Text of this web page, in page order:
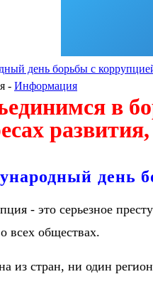
день борьбы с
- Информация
в
день
- это серьезное
всех обществах.
из стран, ни один